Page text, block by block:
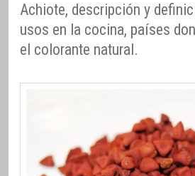
Achiote, descripción y
usos en la cocina, países
el colorante natural.